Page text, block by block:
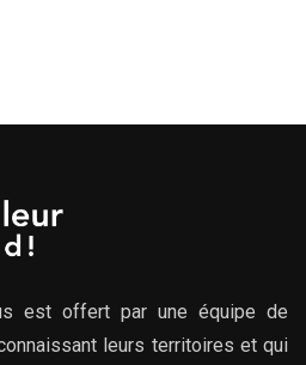
est offert par une équipe de
leurs territoires et qui